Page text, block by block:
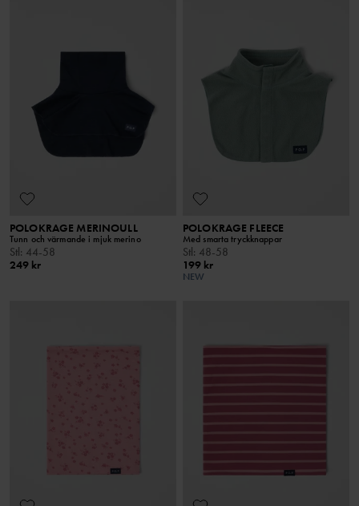
POLOKRAGE MERINOULL
Tunn och värmande i mjuk merino
Stl: 44-58
249 kr
POLOKRAGE FLEECE
Med smarta tryckknappar
Stl: 48-58
199 kr
NEW